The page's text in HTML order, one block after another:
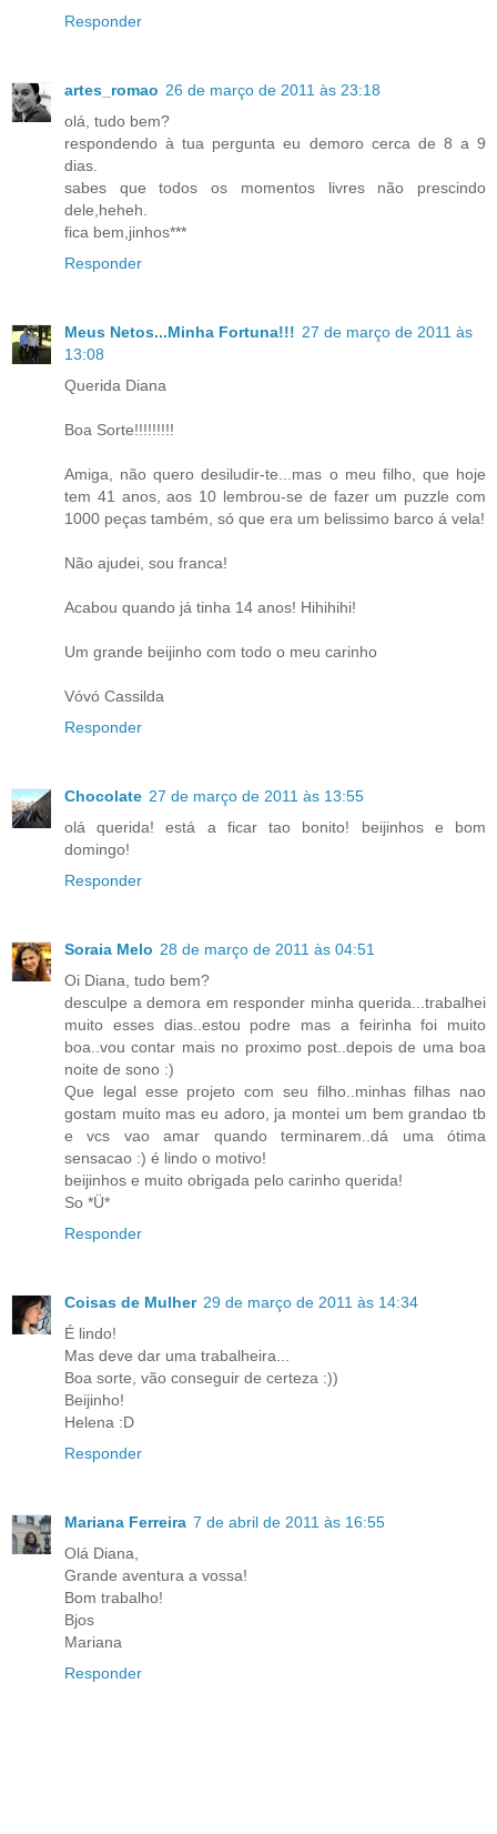
Responder
artes_romao 26 de março de 2011 às 23:18
olá, tudo bem?
respondendo à tua pergunta eu demoro cerca de 8 a 9
dias.
sabes que todos os momentos livres não prescindo
dele,heheh.
fica bem,jinhos***
Responder
Meus Netos...Minha Fortuna!!! 27 de março de 2011 às
13:08
Querida Diana
Boa Sorte!!!!!!!!!
Amiga, não quero desiludir-te...mas o meu filho, que hoje
tem 41 anos, aos 10 lembrou-se de fazer um puzzle com
1000 peças também, só que era um belissimo barco á vela!
Não ajudei, sou franca!
Acabou quando já tinha 14 anos! Hihihihi!
Um grande beijinho com todo o meu carinho
Vóvó Cassilda
Responder
Chocolate 27 de março de 2011 às 13:55
olá querida! está a ficar tao bonito! beijinhos e bom
domingo!
Responder
Soraia Melo 28 de março de 2011 às 04:51
Oi Diana, tudo bem?
desculpe a demora em responder minha querida...trabalhei
muito esses dias..estou podre mas a feirinha foi muito
boa..vou contar mais no proximo post..depois de uma boa
noite de sono :)
Que legal esse projeto com seu filho..minhas filhas nao
gostam muito mas eu adoro, ja montei um bem grandao tb
e vcs vao amar quando terminarem..dá uma ótima
sensacao :) é lindo o motivo!
beijinhos e muito obrigada pelo carinho querida!
So *Ü*
Responder
Coisas de Mulher 29 de março de 2011 às 14:34
É lindo!
Mas deve dar uma trabalheira...
Boa sorte, vão conseguir de certeza :))
Beijinho!
Helena :D
Responder
Mariana Ferreira 7 de abril de 2011 às 16:55
Olá Diana,
Grande aventura a vossa!
Bom trabalho!
Bjos
Mariana
Responder